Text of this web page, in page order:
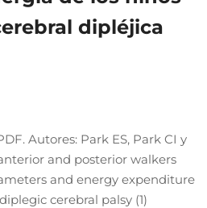
dipléjica
Autores: Park ES, Park CI y
and posterior walkers
and energy expenditure
cerebral palsy (1)